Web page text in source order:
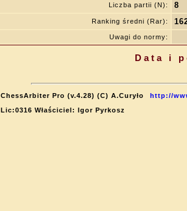
Liczba partii (N): 8
Ranking średni (Rar):
Uwagi do normy:
Data i
ChessArbiter Pro (v.4.28) (C) A.Curyło
http://
Lic:0316 Właściciel: Igor Pyrkosz